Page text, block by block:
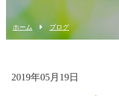
ホーム ブログ
2019年05月19日